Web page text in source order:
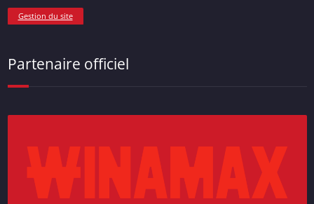
Gestion du site
Partenaire officiel